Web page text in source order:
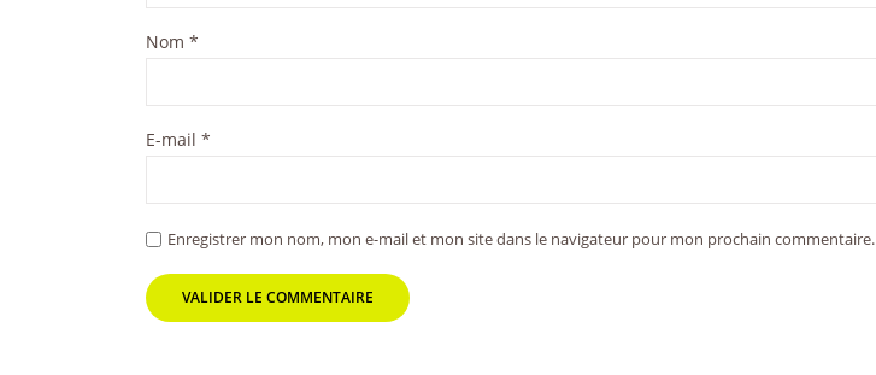
Nom *
E-mail *
Enregistrer mon nom, mon e-mail et mon site dans le navigateur pour mon prochain commentaire.